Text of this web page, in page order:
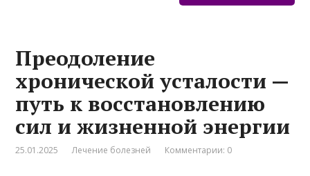
Преодоление
хронической усталости —
путь к восстановлению
сил и жизненной энергии
25.01.2025 Лечение болезней Комментарии: 0